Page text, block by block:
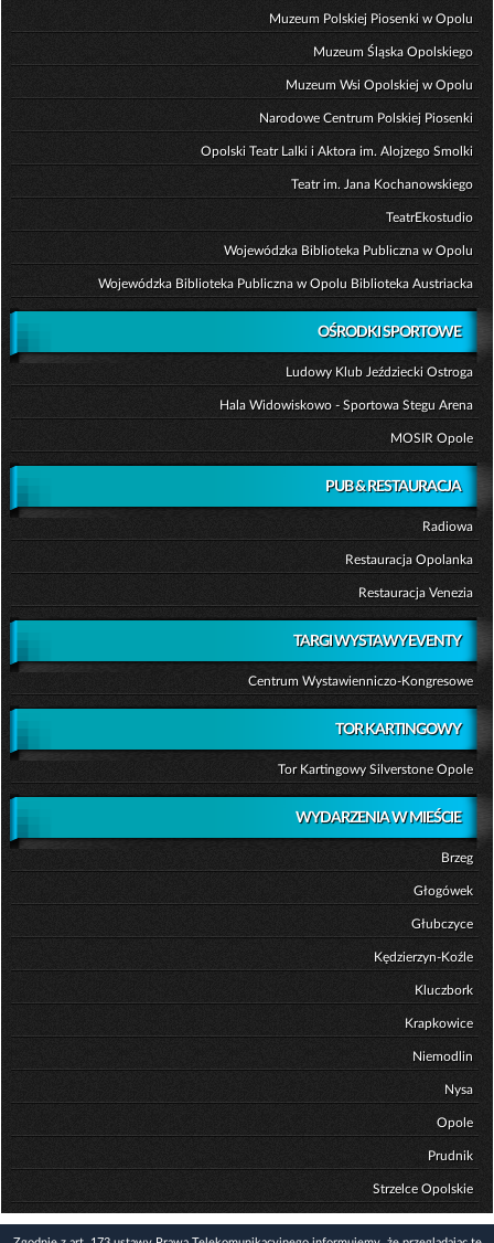
Muzeum Polskiej Piosenki w Opolu
Muzeum Śląska Opolskiego
Muzeum Wsi Opolskiej w Opolu
Narodowe Centrum Polskiej Piosenki
Opolski Teatr Lalki i Aktora im. Alojzego Smolki
Teatr im. Jana Kochanowskiego
TeatrEkostudio
Wojewódzka Biblioteka Publiczna w Opolu
Wojewódzka Biblioteka Publiczna w Opolu Biblioteka Austriacka
OŚRODKI SPORTOWE
Ludowy Klub Jeździecki Ostroga
Hala Widowiskowo - Sportowa Stegu Arena
MOSIR Opole
PUB & RESTAURACJA
Radiowa
Restauracja Opolanka
Restauracja Venezia
TARGI WYSTAWY EVENTY
Centrum Wystawienniczo-Kongresowe
TOR KARTINGOWY
Tor Kartingowy Silverstone Opole
WYDARZENIA W MIEŚCIE
Brzeg
Głogówek
Głubczyce
Kędzierzyn-Koźle
Kluczbork
Krapkowice
Niemodlin
Nysa
Opole
Prudnik
Strzelce Opolskie